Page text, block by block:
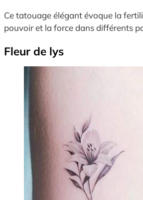
Ce tatouage élégant évoque la
pouvoir et la force dans différents
Fleur de lys